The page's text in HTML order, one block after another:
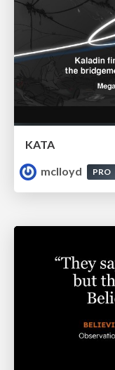
KATA
mclloyd
PRO